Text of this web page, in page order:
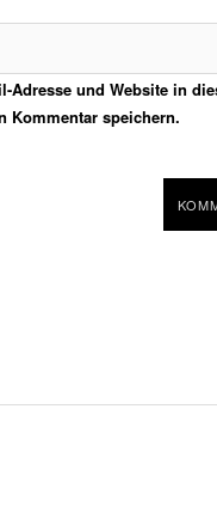
Adresse und Website in
Kommentar speichern.